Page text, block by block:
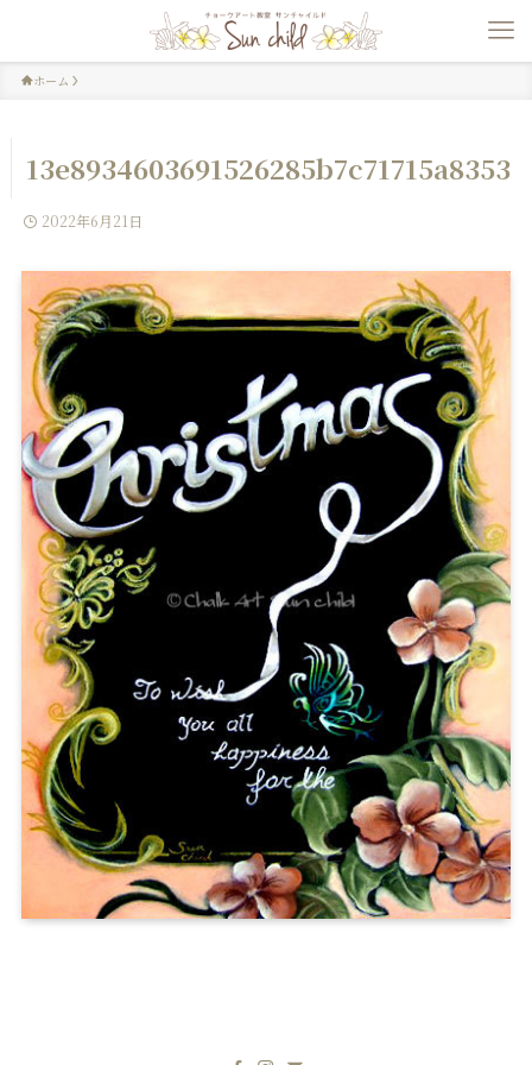
ホーム
13e8934603691526285b7c71715a8353
2022年6月21日